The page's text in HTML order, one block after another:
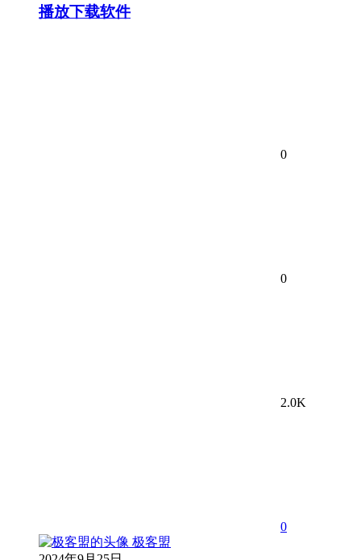
播放下载软件
0
0
2.0K
0
极客盟